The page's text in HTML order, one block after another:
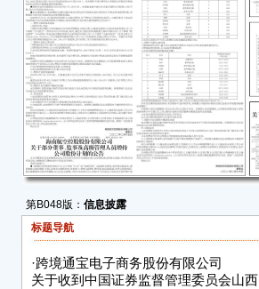
第B048版： 信息披露
标题导航
·跨境通宝电子商务股份有限公司
关于收到中国证券监督管理委员会山西